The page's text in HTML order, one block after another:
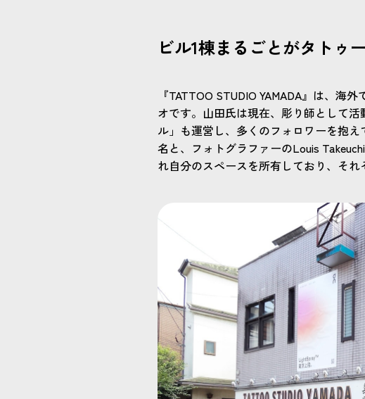
ビル1棟まるごとがタトゥ
『TATTOO STUDIO YAMADA』は、
オです。山田氏は現在、彫り師として
ル」も運営し、多くのフォロワーを抱
名と、フォトグラファーのLouis
れ自分のスペースを所有しており、それ